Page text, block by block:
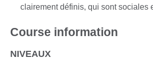
clairement définis, qui sont sociales
Course information
NIVEAUX